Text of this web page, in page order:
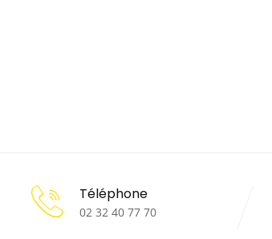
Téléphone
02 32 40 77 70